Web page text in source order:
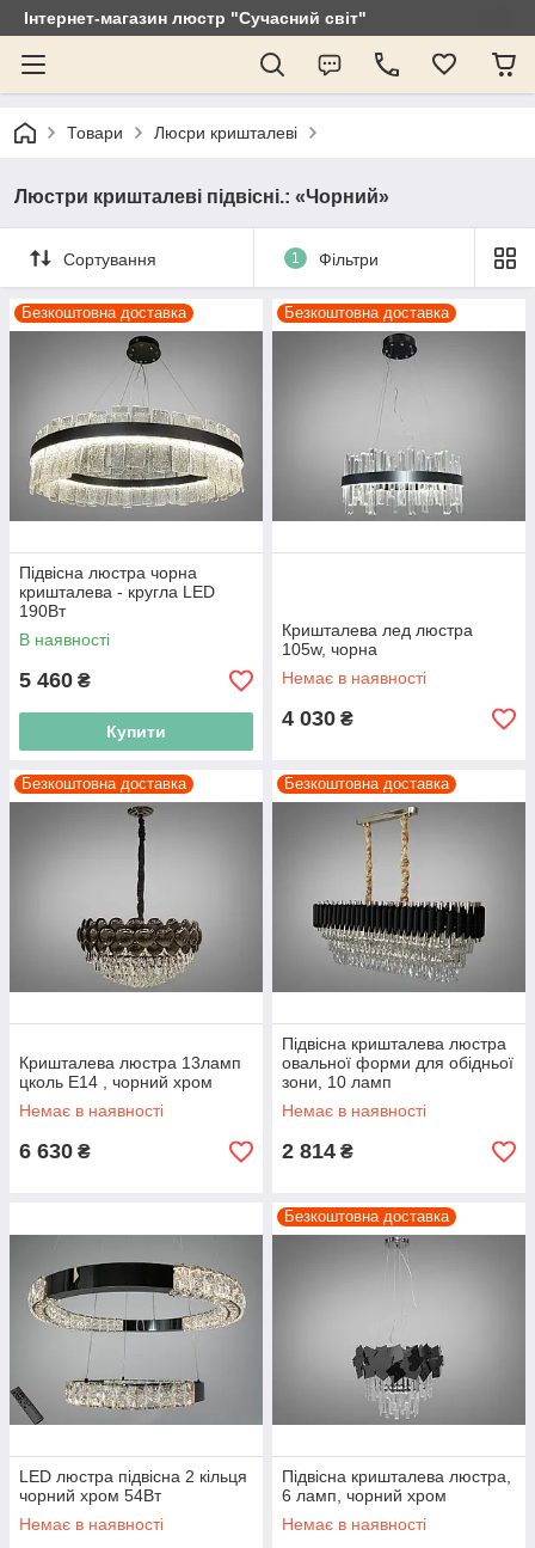
Інтернет-магазин люстр "Сучасний світ"
Товари Люсри кришталеві
Люстри кришталеві підвісні.: «Чорний»
Сортування 1 Фільтри
Безкоштовна доставка
Підвісна люстра чорна
кришталева - кругла LED
190Вт
В наявності
5 460 ₴
Купити
Безкоштовна доставка
Кришталева лед люстра
105w, чорна
Немає в наявності
4 030 ₴
Безкоштовна доставка
Кришталева люстра 13ламп
цколь Е14 , чорний хром
Немає в наявності
6 630 ₴
Безкоштовна доставка
Підвісна кришталева люстра
овальної форми для обідньої
зони, 10 ламп
Немає в наявності
2 814 ₴
LED люстра підвісна 2 кільця
чорний хром 54Вт
Немає в наявності
Безкоштовна доставка
Підвісна кришталева люстра,
6 ламп, чорний хром
Немає в наявності